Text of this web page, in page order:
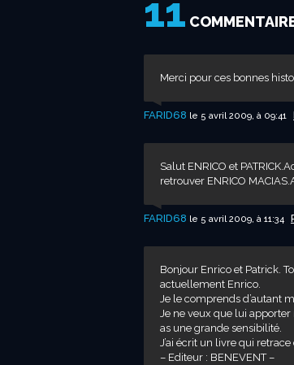
11
Merci pour ces bonnes
FARID68 le 5 avril 2009, à 09:41
Salut ENRICO et
retrouver ENRICO
FARID68 le 5 avril 2009, à 11:34
Bonjour Enrico et Patrick.
actuellement Enrico.
Je le comprends d’autant
Je ne veux que lui
as une grande sensibilité.
J’ai écrit un livre qui
– Editeur : BENEVENT –